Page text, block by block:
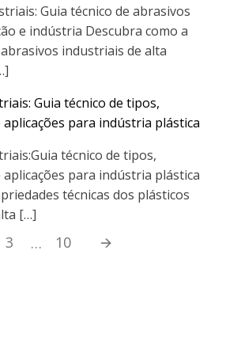
Guia técnico de abrasivos
e indústria Descubra como a
industriais de alta
Guia técnico de tipos,
para indústria plástica
técnico de tipos,
para indústria plástica
técnicas dos plásticos
[…]
3 … 10 🡪